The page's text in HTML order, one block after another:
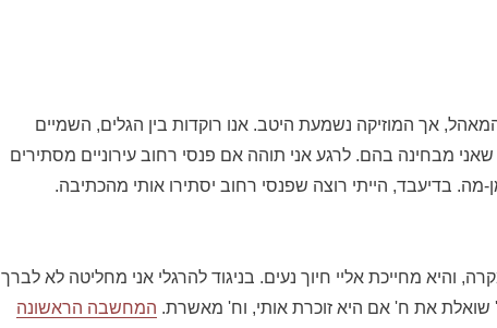
אך המוזיקה נשמעת היטב. אנו רוקדות בין הגלים, השמיים
מבחינה בהם. לרגע אני תוהה אם פנסי רחוב עירוניים מסתירים
בדיעבד, הייתי רוצה שפנסי רחוב יסתירו אותי מהכתיבה.
והיא מחייכת אליי חיוך נעים. בניגוד להרגלי אני מחליטה לא לברך
את ח' אם היא זוכרת אותי, וח' מאשרת. המחשבה הראשונה